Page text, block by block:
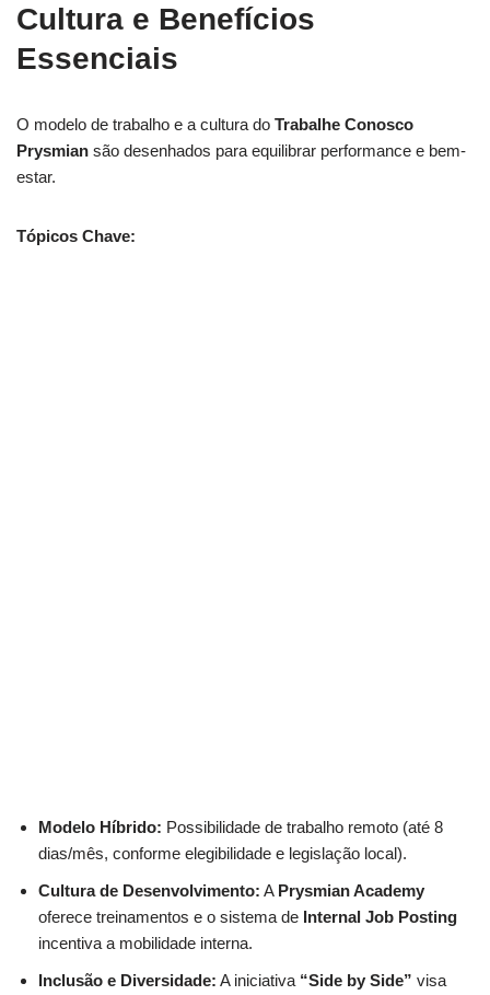
Cultura e Benefícios
Essenciais
O modelo de trabalho e a cultura do Trabalhe Conosco
Prysmian são desenhados para equilibrar performance e bem-
estar.
Tópicos Chave:
Modelo Híbrido: Possibilidade de trabalho remoto (até 8
dias/mês, conforme elegibilidade e legislação local).
Cultura de Desenvolvimento: A Prysmian Academy
oferece treinamentos e o sistema de Internal Job Posting
incentiva a mobilidade interna.
Inclusão e Diversidade: A iniciativa “Side by Side” visa